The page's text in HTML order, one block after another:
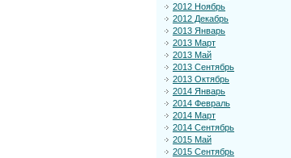
2012 Ноябрь
2012 Декабрь
2013 Январь
2013 Март
2013 Май
2013 Сентябрь
2013 Октябрь
2014 Январь
2014 Февраль
2014 Март
2014 Сентябрь
2015 Май
2015 Сентябрь